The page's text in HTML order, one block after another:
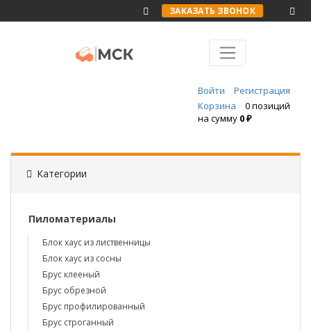
ЗАКАЗАТЬ ЗВОНОК
Войти
Регистрация
Корзина
0 позиций
на сумму 0 ₽
Категории
Пиломатериалы
Блок хаус из лиственницы
Блок хаус из сосны
Брус клееный
Брус обрезной
Брус профилированный
Брус строганный